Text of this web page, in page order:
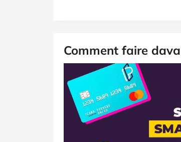
Comment faire